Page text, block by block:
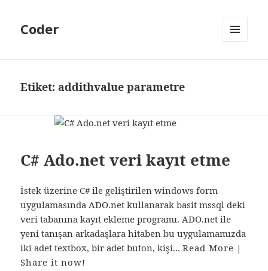
Coder
Etiket: addithvalue parametre
C# Ado.net veri kayıt etme
İstek üzerine C# ile geliştirilen windows form
uygulamasında ADO.net kullanarak basit mssql deki
veri tabanına kayıt ekleme programı. ADO.net ile
yeni tanışan arkadaşlara hitaben bu uygulamamızda
iki adet textbox, bir adet buton, kişi...Read More |
Share it now!